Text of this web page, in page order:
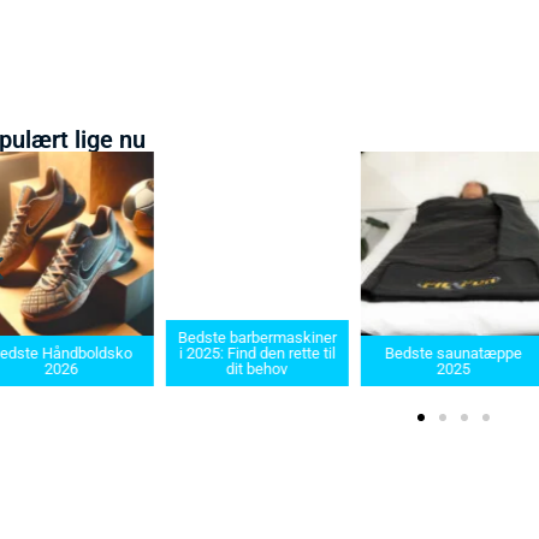
lige nu
Håndboldsko
2026
Bedste barbermaskiner
i 2025: Find den rette til
dit behov
Bedste saunatæppe
2025